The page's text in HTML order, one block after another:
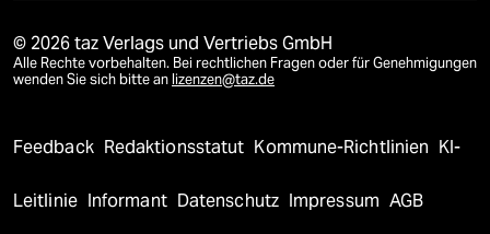
© 2026 taz Verlags und Vertriebs GmbH
Alle Rechte vorbehalten. Bei rechtlichen Fragen oder für Genehmigungen
wenden Sie sich bitte an lizenzen@taz.de
Feedback Redaktionsstatut Kommune-Richtlinien KI-
Leitlinie Informant Datenschutz Impressum AGB